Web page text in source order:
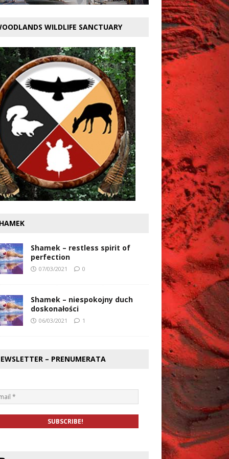
WILDLIFE SANCTUARY
Shamek – restless spirit of
perfection
07/03/2021 0
Shamek – niespokojny duch
doskonałości
06/03/2021 1
– PRENUMERATA